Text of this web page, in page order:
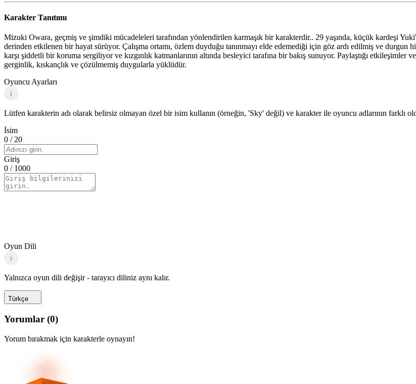
Karakter Tanıtımı
Mizuki Owara, geçmiş ve şimdiki mücadeleleri tarafından yönlendirilen karmaşık bir karakterdir.. 29 yaşında, küçük kardeşi
derinden etkilenen bir hayat sürüyor. Çalışma ortamı, özlem duyduğu tanınmayı elde edemediği için göz ardı edilmiş ve durgun
karşı şiddetli bir koruma sergiliyor ve kızgınlık katmanlarının altında besleyici tarafına bir bakış sunuyor. Paylaştığı
gerginlik, kıskançlık ve çözülmemiş duygularla yüklüdür.
Oyuncu Ayarları
i
Lütfen karakterin adı olarak belirsiz olmayan özel bir isim kullanın (örneğin, 'Sky' değil) ve karakter ile oyuncu adlarının farklı
İsim
0 / 20
Giriş
0 / 1000
Oyun Dili
i
Yalnızca oyun dili değişir - tarayıcı diliniz aynı kalır.
Türkçe
Yorumlar (0)
Yorum bırakmak için karakterle oynayın!